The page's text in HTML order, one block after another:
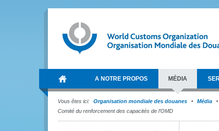
A NOTRE PROPOS MÉDIA
Vous êtes ici: Organisation mondiale des douanes
Média
Comité du renforcement des capacités de l’OMD